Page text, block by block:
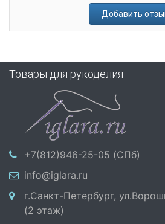
Добавить
Товары для рукоделия
+7(812)946-25-05 (СПб)
info@iglara.ru
г.Санкт-Петербург,
(2 этаж)